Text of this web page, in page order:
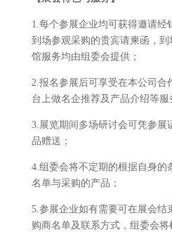
1.每个参展企业均可获得邀请经
到场参观采购的贵宾请柬函，
馆服务均由组委会提供；
2.报名参展后可享受在本公司合
台上做名企推荐及产品介绍等服
3.展览期间多场研讨会可凭参展
品赠送；
4.组委会将不定期的根据自身的
名单与采购的产品；
5.参展企业如有需要可在展会结
购商名单及联系方式，组委会